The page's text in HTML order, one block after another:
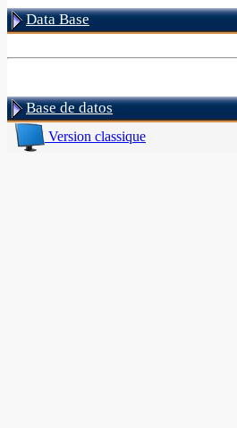
Data Base
Base de datos
Version classique